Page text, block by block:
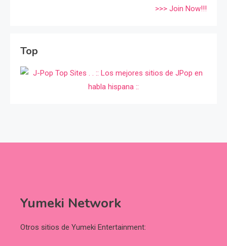
>>> Join Now!!!
Top
Yumeki Network
Otros sitios de Yumeki Entertainment: